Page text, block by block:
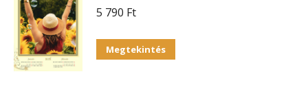
5 790 Ft
Megtekintés